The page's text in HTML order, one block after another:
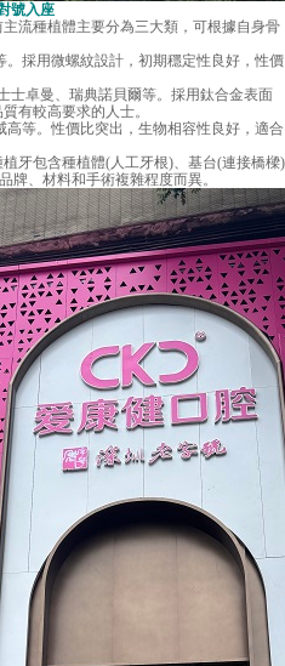
號入座
種植體主要分為三大類，可根據自身骨
採用微螺紋設計，初期穩定性良好，性價
卓曼、瑞典諾貝爾等。採用鈦合金表面
有較高要求的人士。
等。性價比突出，生物相容性良好，適合
包含種植體(人工牙根)、基台(連接橋樑)
牌、材料和手術複雜程度而異。